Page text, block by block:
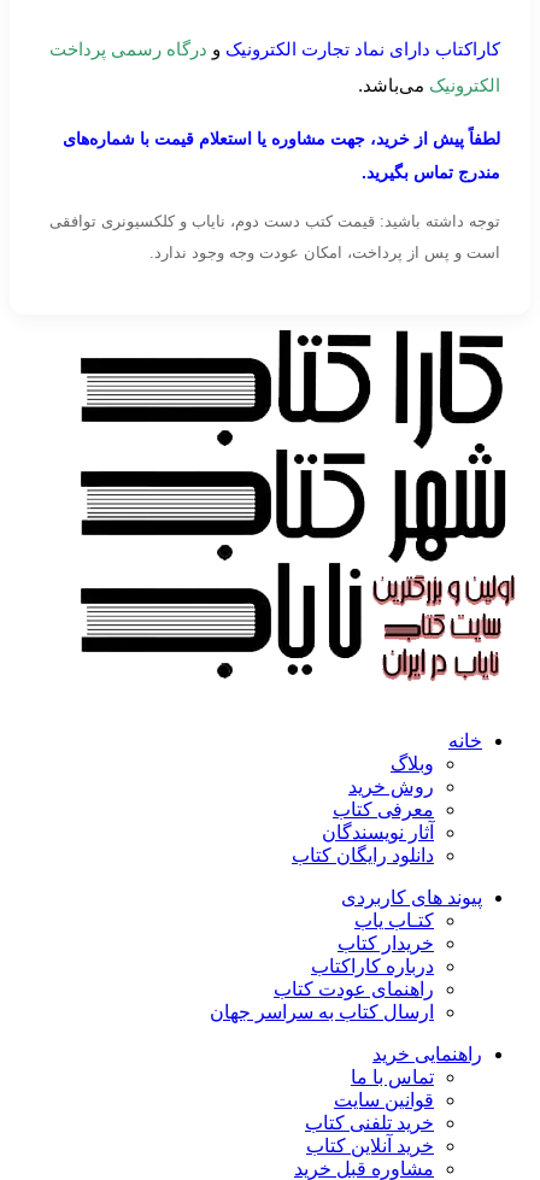
کاراکتاب دارای نماد تجارت الکترونیک و درگاه رسمی پرداخت
الکترونیک می‌باشد.
لطفاً پیش از خرید، جهت مشاوره یا استعلام قیمت با شماره‌های
مندرج تماس بگیرید.
توجه داشته باشید: قیمت کتب دست دوم، نایاب و کلکسیونری توافقی
است و پس از پرداخت، امکان عودت وجه وجود ندارد.
خانه
وبلاگ
روش خرید
معرفی کتاب
آثار نویسندگان
دانلود رایگان کتاب
پیوند های کاربردی
کتـاب یاب
خریدار کتاب
درباره کاراکتاب
راهنمای عودت کتاب
ارسال کتاب به سراسر جهان
راهنمایی خرید
تماس با ما
قوانین سایت
خرید تلفنی کتاب
خرید آنلاین کتاب
مشاوره قبل خرید